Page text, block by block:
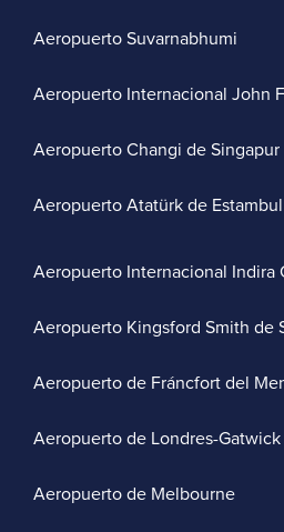
Aeropuerto Suvarnabhumi
Aeropuerto Internacional John
Aeropuerto Changi de Singapur
Aeropuerto Atatürk de Estambul
Aeropuerto Internacional Indira
Aeropuerto Kingsford Smith de
Aeropuerto de Fráncfort del
Aeropuerto de Londres-Gatwick
Aeropuerto de Melbourne